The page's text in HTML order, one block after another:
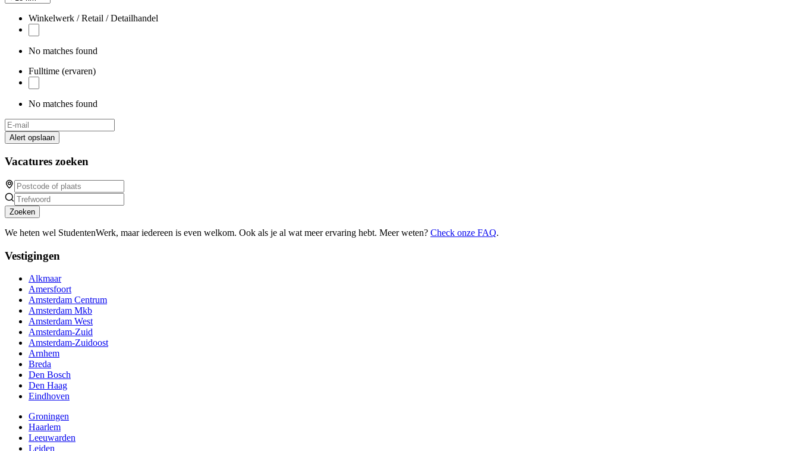
Winkelwerk / Retail / Detailhandel
No matches found
Fulltime (ervaren)
No matches found
Alert opslaan
Vacatures zoeken
Zoeken
We heten wel StudentenWerk, maar iedereen is even welkom. Ook als je al wat meer ervaring hebt. Meer weten? Check onze FAQ.
Vestigingen
Alkmaar
Amersfoort
Amsterdam Centrum
Amsterdam Mkb
Amsterdam West
Amsterdam-Zuid
Amsterdam-Zuidoost
Arnhem
Breda
Den Bosch
Den Haag
Eindhoven
Groningen
Haarlem
Leeuwarden
Leiden